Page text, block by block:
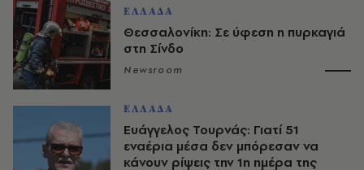
ΕΛΛΑΔΑ
Θεσσαλονίκη: Σε ύφεση η πυρκαγιά
στη Σίνδο
Newsroom
ΕΛΛΑΔΑ
Ευάγγελος Τουρνάς: Γιατί 51
εναέρια μέσα δεν μπόρεσαν να
κάνουν ρίψεις την 1η ημέρα της